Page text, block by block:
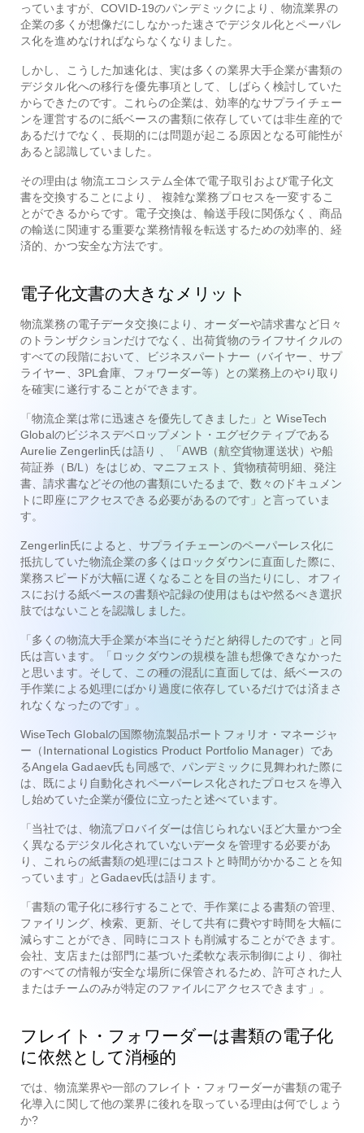
っていますが、COVID-19のパンデミックにより、物流業界の
企業の多くが想像だにしなかった速さでデジタル化とペーパレ
ス化を進めなければならなくなりました。
しかし、こうした加速化は、実は多くの業界大手企業が書類の
デジタル化への移行を優先事項として、しばらく検討していた
からできたのです。これらの企業は、効率的なサプライチェー
ンを運営するのに紙ベースの書類に依存していては非生産的で
あるだけでなく、長期的には問題が起こる原因となる可能性が
あると認識していました。
その理由は 物流エコシステム全体で電子取引および電子化文
書を交換することにより、
複雑な業務プロセスを一変するこ
とができるからです。電子交換は、輸送手段に関係なく、商品
の輸送に関連する重要な業務情報を転送するための効率的、経
済的、かつ安全な方法です。
電子化文書の大きなメリット
物流業務の電子データ交換により、オーダーや請求書など日々
のトランザクションだけでなく、出荷貨物のライフサイクルの
すべての段階において、ビジネスパートナー（バイヤー、サプ
ライヤー、3PL倉庫、フォワーダー等）との業務上のやり取り
を確実に遂行することができます。
「物流企業は常に迅速さを優先してきました」 とWiseTech
Globalのビジネスデベロップメント・エグゼクティブである
Aurelie Zengerlin氏は語り
、「AWB（航空貨物運送状）や船
荷証券（B/L）をはじめ、マニフェスト、貨物積荷明細、発注
書、請求書などその他の書類にいたるまで、数々のドキュメン
トに即座にアクセスできる必要があるのです」と言っていま
す。
Zengerlin氏によると、サプライチェーンのペーパーレス化に
抵抗していた物流企業の多くはロックダウンに直面した際に、
業務スピードが大幅に遅くなることを目の当たりにし、オフィ
スにおける紙ベースの書類や記録の使用はもはや然るべき選択
肢ではないことを認識しました。
「多くの物流大手企業が本当にそうだと納得したのです」と同
氏は言います。「ロックダウンの規模を誰も想像できなかった
と思います。そして、この種の混乱に直面しては、紙ベースの
手作業による処理にばかり過度に依存しているだけでは済まさ
れなくなったのです」。
WiseTech Globalの国際物流製品ポートフォリオ・マネージャ
ー（International Logistics Product Portfolio Manager）であ
るAngela Gadaev氏も同感で、パンデミックに見舞われた際に
は、既により自動化されペーパーレス化されたプロセスを導入
し始めていた企業が優位に立ったと述べています。
「当社では、物流プロバイダーは信じられないほど大量かつ全
く異なるデジタル化されていないデータを管理する必要があ
り、これらの紙書類の処理にはコストと時間がかかることを知
っています」とGadaev氏は語ります。
「書類の電子化に移行することで、手作業による書類の管理、
ファイリング、検索、更新、そして共有に費やす時間を大幅に
減らすことができ、同時にコストも削減することができます。
会社、支店または部門に基づいた柔軟な表示制御により、御社
のすべての情報が安全な場所に保管されるため、許可された人
またはチームのみが特定のファイルにアクセスできます」。
フレイト・フォワーダーは書類の電子化
に依然として消極的
では、物流業界や一部のフレイト・フォワーダーが書類の電子
化導入に関して他の業界に後れを取っている理由は何でしょう
か?